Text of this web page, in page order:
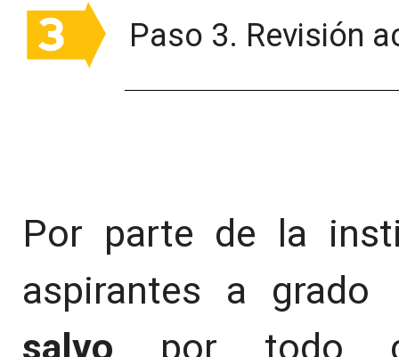
Paso 3. Revisión
Por parte de la
aspirantes a
salvo por todo